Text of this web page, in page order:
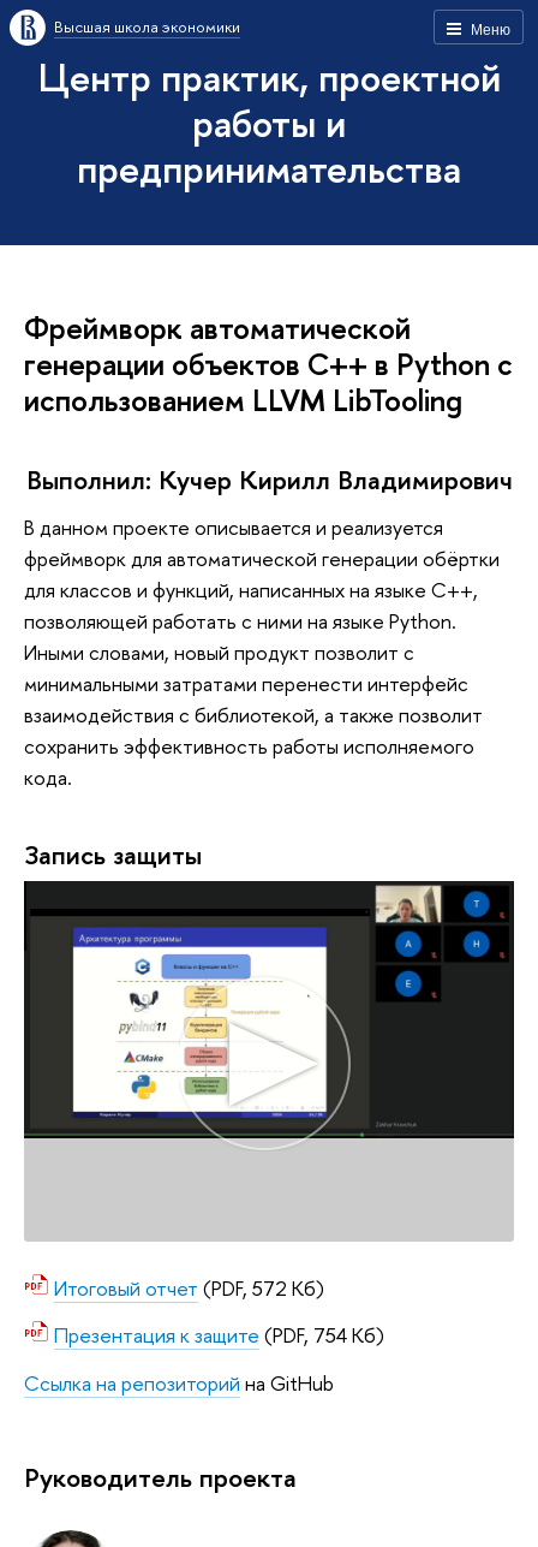
Меню
Высшая школа экономики
Центр практик, проектной
работы и
предпринимательства
Фреймворк автоматической
генерации объектов C++ в Python с
использованием LLVM LibTooling
Выполнил: Кучер Кирилл Владимирович
В данном проекте описывается и реализуется
фреймворк для автоматической генерации обёртки
для классов и функций, написанных на языке C++,
позволяющей работать с ними на языке Python.
Иными словами, новый продукт позволит с
минимальными затратами перенести интерфейс
взаимодействия с библиотекой, а также позволит
сохранить эффективность работы исполняемого
кода.
Запись защиты
Итоговый отчет (PDF, 572 Кб)
Презентация к защите (PDF, 754 Кб)
Ссылка на репозиторий на GitHub
Руководитель проекта